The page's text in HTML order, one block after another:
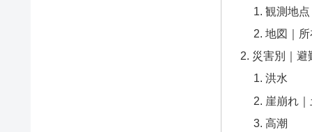
観測地点
地図｜
災害別｜避
洪水
崖崩れ
高潮